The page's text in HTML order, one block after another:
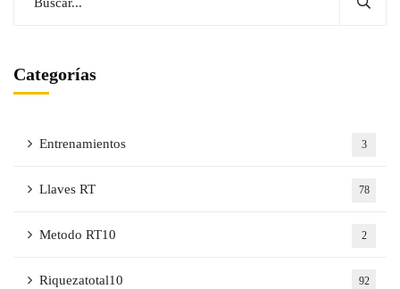
Categorías
Entrenamientos 3
Llaves RT 78
Metodo RT10 2
Riquezatotal10 92